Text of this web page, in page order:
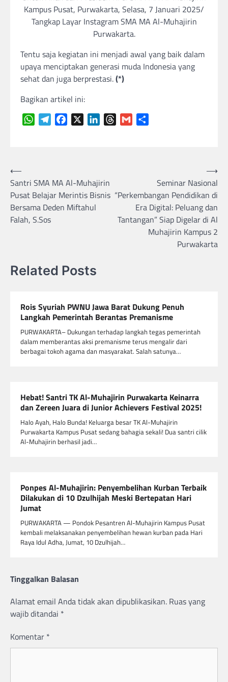
Kampus Pusat, Purwakarta, Selasa, 7 Januari 2025/
Tangkap Layar Instagram SMA MA Al-Muhajirin
Purwakarta.
Tentu saja kegiatan ini menjadi awal yang baik dalam
upaya menciptakan generasi muda Indonesia yang
sehat dan juga berprestasi.(*)
Bagikan artikel ini:
WhatsAppTelegramFacebook LinkedInThreads
Gmail
Navigasi
pos
⟵
Santri SMA MA Al-Muhajirin
Pusat Belajar Merintis Bisnis
Bersama Deden Miftahul
Falah, S.Sos
Seminar Nasional
“Perkembangan Pendidikan di
Era Digital: Peluang dan
Tantangan” Siap Digelar di Al
Muhajirin Kampus 2
Purwakarta
⟶
Related Posts
Rois Syuriah PWNU Jawa Barat Dukung Penuh
Langkah Pemerintah Berantas Premanisme
PURWAKARTA– Dukungan terhadap langkah tegas pemerintah
dalam memberantas aksi premanisme terus mengalir dari
berbagai tokoh agama dan masyarakat. Salah satunya…
Hebat! Santri TK Al-Muhajirin Purwakarta Keinarra
dan Zereen Juara di Junior Achievers Festival 2025!
Halo Ayah, Halo Bunda! Keluarga besar TK Al-Muhajirin
Purwakarta Kampus Pusat sedang bahagia sekali! Dua santri cilik
Al-Muhajirin berhasil jadi…
Ponpes Al-Muhajirin: Penyembelihan Kurban Terbaik
Dilakukan di 10 Dzulhijah Meski Bertepatan Hari
Jumat
PURWAKARTA — Pondok Pesantren Al-Muhajirin Kampus Pusat
kembali melaksanakan penyembelihan hewan kurban pada Hari
Raya Idul Adha, Jumat, 10 Dzulhijah…
Tinggalkan Balasan
Alamat email Anda tidak akan dipublikasikan. Ruas yang
wajib ditandai *
Komentar *